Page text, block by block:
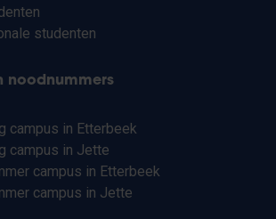
studenten
noodnummers
campus in Etterbeek
campus in Jette
campus in Etterbeek
campus in Jette